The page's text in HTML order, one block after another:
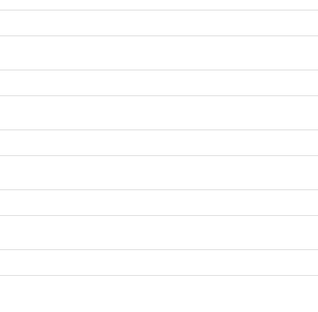
2/3 notti - Agriturismo con campo da tennis piscina e
Informazioni senza impegno:
Piscina ID: 45